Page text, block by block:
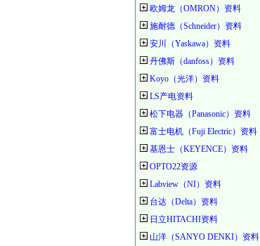
欧姆龙（OMRON）资料
施耐德（Schneider）资料
安川（Yaskawa）资料
丹佛斯（danfoss）资料
Koyo（光洋）资料
LS产电资料
松下电器（Panasonic）资料
富士电机（Fuji Electric）资料
基恩士（KEYENCE）资料
OPTO22资源
Labview（NI）资料
台达（Delta）资料
日立HITACHI资料
山洋（SANYO DENKI）资料